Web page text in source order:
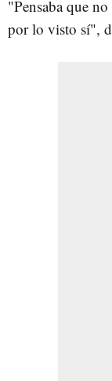
"Pensaba que
por lo visto sí",